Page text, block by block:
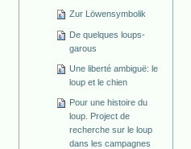
Zur Löwensymbolik
De quelques loups-
garous
Une liberté ambiguë: le
loup et le chien
Pour une histoire du
loup. Project de
recherche sur le loup
dans les campagnes